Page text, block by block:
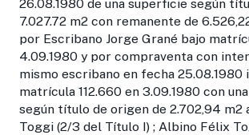
26.08.1980 de una superficie según
7.027.72 m2 con remanente de
por Escribano Jorge Grané bajo
4.09.1980 y por compraventa con
mismo escribano en fecha
matrícula 112.660 en 3.09.1980 con
según título de origen de 2.702,94 m2
Toggi (2/3 del Título I) ; Albino Félix